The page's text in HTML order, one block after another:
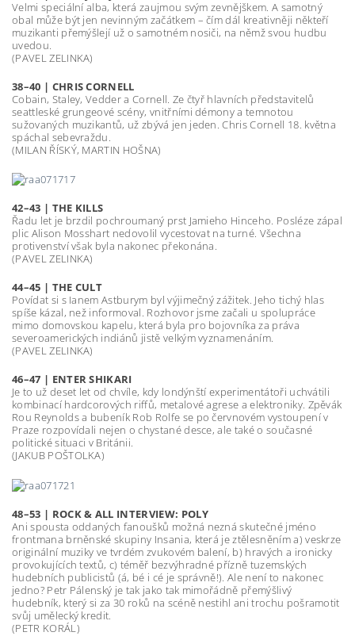
Velmi speciální alba, která zaujmou svým zevnějškem. A samotný
obal může být jen nevinným začátkem – čím dál kreativněji někteří
muzikanti přemýšlejí už o samotném nosiči, na němž svou hudbu
uvedou.
(PAVEL ZELINKA)
38–40 | CHRIS CORNELL
Cobain, Staley, Vedder a Cornell. Ze čtyř hlavních představitelů
seattleské grungeové scény, vnitřními démony a temnotou
sužovaných muzikantů, už zbývá jen jeden. Chris Cornell 18. května
spáchal sebevraždu.
(MILAN ŘÍSKÝ, MARTIN HOŠNA)
42–43 | THE KILLS
Řadu let je brzdil pochroumaný prst Jamieho Hinceho. Posléze zápal
plic Alison Mosshart nedovolil vycestovat na turné. Všechna
protivenství však byla nakonec překonána.
(PAVEL ZELINKA)
44–45 | THE CULT
Povídat si s Ianem Astburym byl výjimečný zážitek. Jeho tichý hlas
spíše kázal, než informoval. Rozhovor jsme začali u spolupráce
mimo domovskou kapelu, která byla pro bojovníka za práva
severoamerických indiánů jistě velkým vyznamenáním.
(PAVEL ZELINKA)
46–47 | ENTER SHIKARI
Je to už deset let od chvíle, kdy londýnští experimentátoři uchvátili
kombinací hardcorových riffů, metalové agrese a elektroniky. Zpěvák
Rou Reynolds a bubeník Rob Rolfe se po červnovém vystoupení v
Praze rozpovídali nejen o chystané desce, ale také o současné
politické situaci v Británii.
(JAKUB POŠTOLKA)
48–53 | ROCK & ALL INTERVIEW: POLY
Ani spousta oddaných fanoušků možná nezná skutečné jméno
frontmana brněnské skupiny Insania, která je ztělesněním a) veskrze
originální muziky ve tvrdém zvukovém balení, b) hravých a ironicky
provokujících textů, c) téměř bezvýhradné přízně tuzemských
hudebních publicistů (á, bé i cé je správně!). Ale není to nakonec
jedno? Petr Pálenský je tak jako tak mimořádně přemýšlivý
hudebník, který si za 30 roků na scéně nestihl ani trochu pošramotit
svůj umělecký kredit.
(PETR KORÁL)